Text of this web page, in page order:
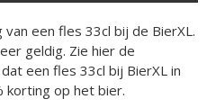
van een fles 33cl bij de BierXL.
geldig. Zie hier de
een fles 33cl bij BierXL in
korting op het bier.